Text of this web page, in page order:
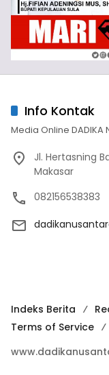
Info Kontak
Media Online DADIKA
Jl. Hertasning
Makasar
082156538383
Indeks Berita
Terms of Service